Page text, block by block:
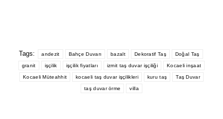
Tags: andezit Bahçe Duvarı bazalt Dekoratif Taş Doğal Taş
granit işçilik işçilik fiyatları izmit taş duvar işçiliği Kocaeli inşaat
Kocaeli Müteahhit kocaeli taş duvar işçilikleri kuru taş Taş Duvar
taş duvar örme villa